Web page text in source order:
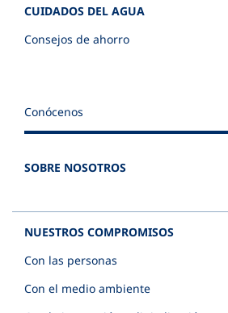
CUIDADOS DEL AGUA
Consejos de ahorro
Conócenos
SOBRE NOSOTROS
NUESTROS COMPROMISOS
Con las personas
Con el medio ambiente